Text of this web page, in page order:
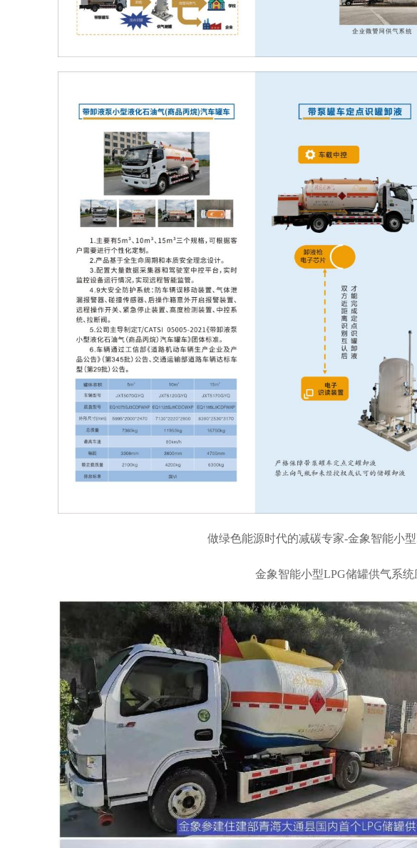
做绿色能源时代的减碳专家-金象智能小
金象智能小型LPG储罐供气系统